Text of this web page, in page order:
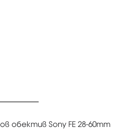
обектив Sony FE 28-60mm